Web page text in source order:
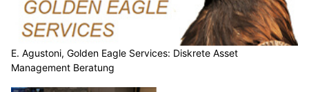
E. Agustoni, Golden Eagle Services: Diskrete Asset
Management Beratung